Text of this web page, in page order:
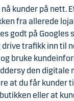
nå kunder på nett.
fra allerede
godt på
drive trafikk inn til
bruke
den
at du får kunder
eller at